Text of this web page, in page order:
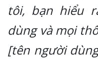
tôi, bạn hiểu
dùng và mọi
[tên người